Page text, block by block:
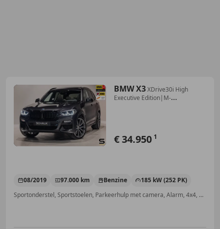
BMW X3XDrive30i High
Executive Edition|M-
€ 34.950 1
08/2019 97.000 km Benzine
185 kW (252 PK)
Sportonderstel, Sportstoelen, Parkeerhulp met camera, Alarm, 4x4, 360° camera, Dodehoekdetectie, Inductieladen voor smartphones